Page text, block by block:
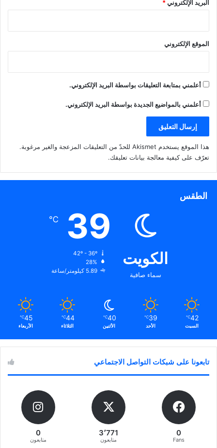
البريد الإلكتروني*
الموقع الإلكتروني
أعلمني بمتابعة التعليقات بواسطة البريد الإلكتروني.
أعلمني بالمواضيع الجديدة بواسطة البريد الإلكتروني.
هذا الموقع يستخدم Akismet للحدّ من التعليقات المزعجة والغير مرغوبة.
تعرّف على كيفية معالجة بيانات تعليقك.
الطقس
الكويت
سماء صافية
39
℃
28%
5.89 كيلومتر/ساعة
42
℃
السبت
39
℃
الأحد
40
℃
الأثنين
44
℃
الثلاثاء
45
℃
الأربعاء
تابعونا على شبكات التواصل الاجتماعي
0
Fans
3٬771
متابعون
0
متابعون